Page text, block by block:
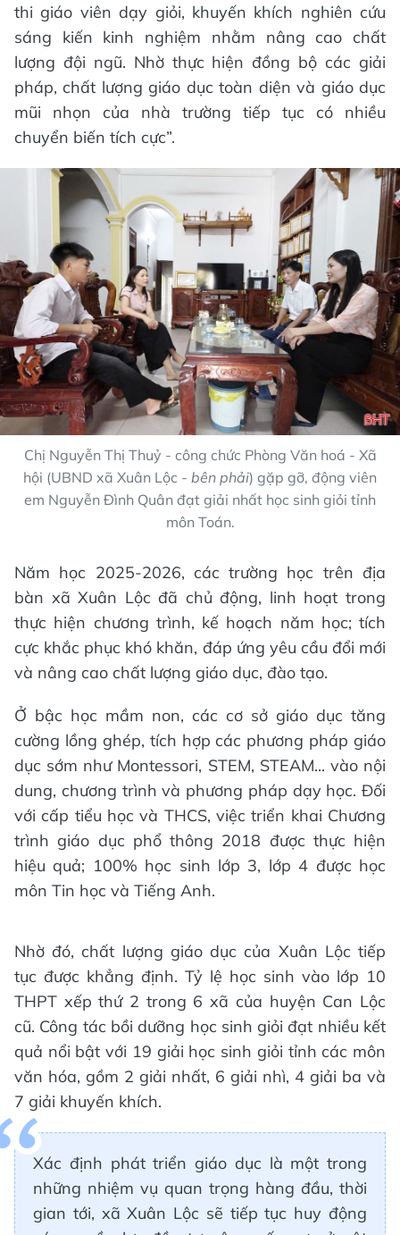
thi giáo viên dạy giỏi, khuyến khích nghiên cứu
sáng kiến kinh nghiệm nhằm nâng cao chất
lượng đội ngũ. Nhờ thực hiện đồng bộ các giải
pháp, chất lượng giáo dục toàn diện và giáo dục
mũi nhọn của nhà trường tiếp tục có nhiều
chuyển biến tích cực”.
Chị Nguyễn Thị Thuỷ - công chức Phòng Văn hoá - Xã
hội (UBND xã Xuân Lộc - bên phải) gặp gỡ, động viên
em Nguyễn Đình Quân đạt giải nhất học sinh giỏi tỉnh
môn Toán.
Năm học 2025-2026, các trường học trên địa
bàn xã Xuân Lộc đã chủ động, linh hoạt trong
thực hiện chương trình, kế hoạch năm học; tích
cực khắc phục khó khăn, đáp ứng yêu cầu đổi mới
và nâng cao chất lượng giáo dục, đào tạo.
Ở bậc học mầm non, các cơ sở giáo dục tăng
cường lồng ghép, tích hợp các phương pháp giáo
dục sớm như Montessori, STEM, STEAM... vào nội
dung, chương trình và phương pháp dạy học. Đối
với cấp tiểu học và THCS, việc triển khai Chương
trình giáo dục phổ thông 2018 được thực hiện
hiệu quả; 100% học sinh lớp 3, lớp 4 được học
môn Tin học và Tiếng Anh.
Nhờ đó, chất lượng giáo dục của Xuân Lộc tiếp
tục được khẳng định. Tỷ lệ học sinh vào lớp 10
THPT xếp thứ 2 trong 6 xã của huyện Can Lộc
cũ. Công tác bồi dưỡng học sinh giỏi đạt nhiều kết
quả nổi bật với 19 giải học sinh giỏi tỉnh các môn
văn hóa, gồm 2 giải nhất, 6 giải nhì, 4 giải ba và
7 giải khuyến khích.
Xác định phát triển giáo dục là một trong
những nhiệm vụ quan trọng hàng đầu, thời
gian tới, xã Xuân Lộc sẽ tiếp tục huy động